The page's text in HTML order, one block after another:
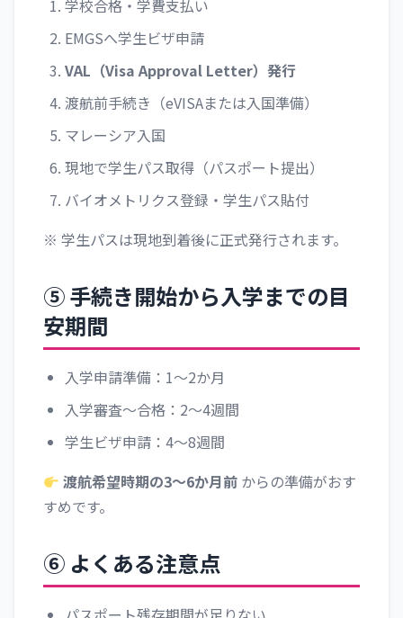
学校合格・学費支払い
EMGSへ学生ビザ申請
VAL（Visa Approval Letter）発行
渡航前手続き（eVISAまたは入国準備）
マレーシア入国
現地で学生パス取得（パスポート提出）
バイオメトリクス登録・学生パス貼付
※ 学生パスは現地到着後に正式発行されます。
⑤ 手続き開始から入学までの目
安期間
入学申請準備：1〜2か月
入学審査〜合格：2〜4週間
学生ビザ申請：4〜8週間
渡航希望時期の3〜6か月前 からの準備がおす
すめです。
⑥ よくある注意点